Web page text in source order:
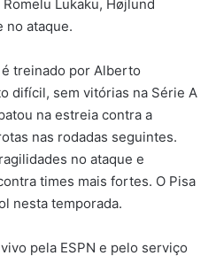
Lukaku, Højlund
no ataque.
treinado por Alberto
difícil, sem vitórias na Série A
na estreia contra a
nas rodadas seguintes.
no ataque e
times mais fortes. O Pisa
nesta temporada.
pela ESPN e pelo serviço